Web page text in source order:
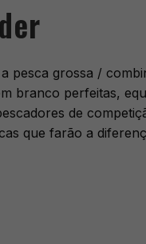
grossa /
branco perfeitas,
de
que farão a